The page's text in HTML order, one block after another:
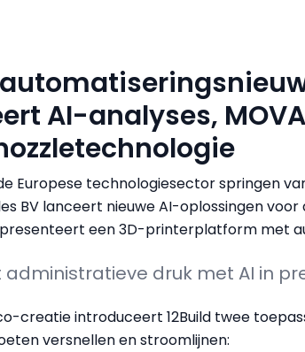
AI-analyses,
Europese technologiesector springen
BV lanceert nieuwe AI-oplossingen
een 3D-printerplatform met
administratieve druk met AI in
creatie introduceert 12Build twee
versnellen en stroomlijnen: